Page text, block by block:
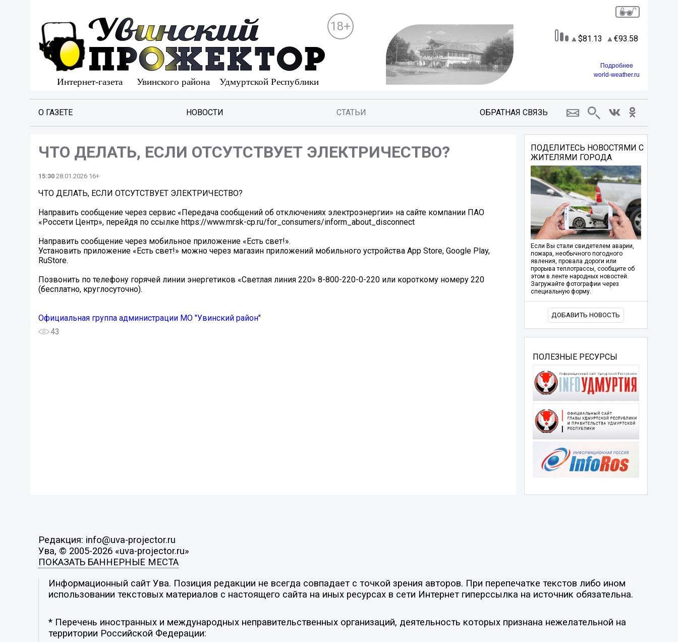
18+
81.13 93.58
Подробнее
world-weather.ru
О ГАЗЕТЕ НОВОСТИ СТАТЬИ ОБРАТНАЯ СВЯЗЬ
ЧТО ДЕЛАТЬ, ЕСЛИ ОТСУТСТВУЕТ ЭЛЕКТРИЧЕСТВО?
15:30 28.01.2026 16+
ЧТО ДЕЛАТЬ, ЕСЛИ ОТСУТСТВУЕТ ЭЛЕКТРИЧЕСТВО?
Направить сообщение через сервис «Передача сообщений об отключениях электроэнергии» на сайте компании ПАО
«Россети Центр», перейдя по ссылке https://www.mrsk-cp.ru/for_consumers/inform_about_disconnect
Направить сообщение через мобильное приложение «Есть свет!».
Установить приложение «Есть свет!» можно через магазин приложений мобильного устройства App Store, Google Play,
RuStore.
Позвонить по телефону горячей линии энергетиков «Светлая линия 220» 8-800-220-0-220 или короткому номеру 220
(бесплатно, круглосуточно).
Официальная группа администрации МО "Увинский район"
43
ПОДЕЛИТЕСЬ НОВОСТЯМИ С
ЖИТЕЛЯМИ ГОРОДА
Если Вы стали свидетелем аварии,
пожара, необычного погодного
явления, провала дороги или
прорыва теплотрассы, сообщите об
этом в ленте народных новостей.
Загружайте фотографии через
специальную форму.
ДОБАВИТЬ НОВОСТЬ
ПОЛЕЗНЫЕ РЕСУРСЫ
Редакция: info@uva-projector.ru
Ува, © 2005-2026 «uva-projector.ru»
ПОКАЗАТЬ БАННЕРНЫЕ МЕСТА
Информационный сайт Ува. Позиция редакции не всегда совпадает с точкой зрения авторов. При перепечатке текстов либо ином
использовании текстовых материалов с настоящего сайта на иных ресурсах в сети Интернет гиперссылка на источник обязательна.
* Перечень иностранных и международных неправительственных организаций, деятельность которых признана нежелательной на
территории Российской Федерации: